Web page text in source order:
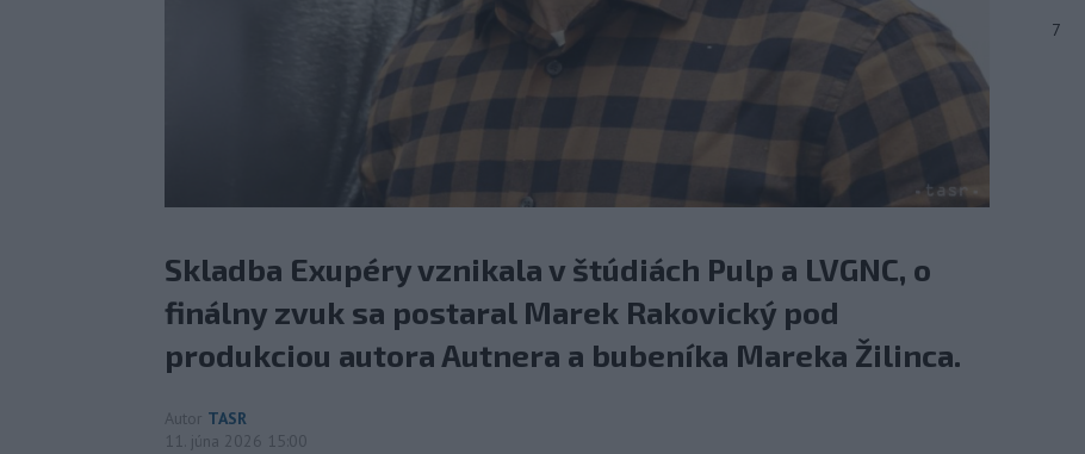
Skladba Exupéry vznikala v štúdiách Pulp a LVGNC, o
finálny zvuk sa postaral Marek Rakovický pod
produkciou autora Autnera a bubeníka Mareka Žilinca.
Autor TASR
11. júna 2026 15:00
7